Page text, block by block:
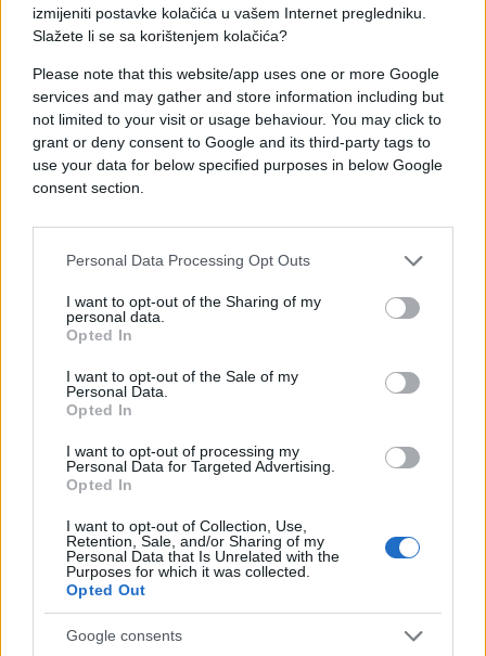
izmijeniti postavke kolačića u vašem Internet pregledniku.
Slažete li se sa korištenjem kolačića?
Please note that this website/app uses one or more Google
services and may gather and store information including but
not limited to your visit or usage behaviour. You may click to
grant or deny consent to Google and its third-party tags to
use your data for below specified purposes in below Google
consent section.
Personal Data Processing Opt Outs
I want to opt-out of the Sharing of my
personal data.
Opted In
I want to opt-out of the Sale of my
Personal Data.
Opted In
I want to opt-out of processing my
Personal Data for Targeted Advertising.
Opted In
I want to opt-out of Collection, Use,
Retention, Sale, and/or Sharing of my
Personal Data that Is Unrelated with the
Purposes for which it was collected.
Opted Out
Google consents
#eurosong #Evrovizija